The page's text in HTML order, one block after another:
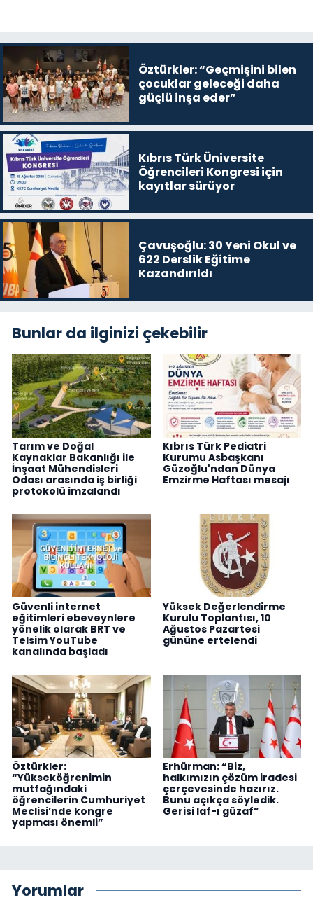
Öztürkler: “Geçmişini bilen
çocuklar geleceği daha
güçlü inşa eder”
Kıbrıs Türk Üniversite
Öğrencileri Kongresi için
kayıtlar sürüyor
Çavuşoğlu: 30 Yeni Okul ve
622 Derslik Eğitime
Kazandırıldı
Bunlar da ilginizi çekebilir
Tarım ve Doğal
Kaynaklar Bakanlığı ile
İnşaat Mühendisleri
Odası arasında iş birliği
protokolü imzalandı
Kıbrıs Türk Pediatri
Kurumu Asbaşkanı
Güzoğlu'ndan Dünya
Emzirme Haftası mesajı
Güvenli internet
eğitimleri ebeveynlere
yönelik olarak BRT ve
Telsim YouTube
kanalında başladı
Yüksek Değerlendirme
Kurulu Toplantısı, 10
Ağustos Pazartesi
gününe ertelendi
Öztürkler:
“Yükseköğrenimin
mutfağındaki
öğrencilerin Cumhuriyet
Meclisi’nde kongre
yapması önemli”
Erhürman: “Biz,
halkımızın çözüm iradesi
çerçevesinde hazırız.
Bunu açıkça söyledik.
Gerisi laf-ı güzaf”
Yorumlar